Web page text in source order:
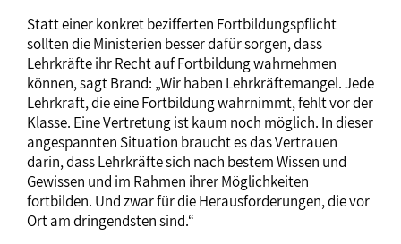
Statt einer konkret bezifferten Fortbildungspflicht
sollten die Ministerien besser dafür sorgen, dass
Lehrkräfte ihr Recht auf Fortbildung wahrnehmen
können, sagt Brand: „Wir haben Lehrkräftemangel. Jede
Lehrkraft, die eine Fortbildung wahrnimmt, fehlt vor der
Klasse. Eine Vertretung ist kaum noch möglich. In dieser
angespannten Situation braucht es das Vertrauen
darin, dass Lehrkräfte sich nach bestem Wissen und
Gewissen und im Rahmen ihrer Möglichkeiten
fortbilden. Und zwar für die Herausforderungen, die vor
Ort am dringendsten sind.“